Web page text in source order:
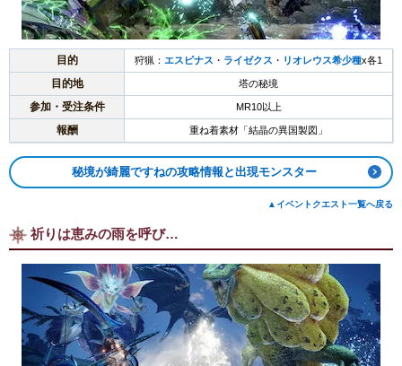
目的 狩猟： エスピナス ・ ライゼクス ・ リオレウス希少種x各1
目的地 塔の秘境
参加・受注条件 MR10以上
報酬 重ね着素材「結晶の異国製図」
秘境が綺麗ですねの攻略情報と出現モンスター
▲イベントクエスト一覧へ戻る
祈りは恵みの雨を呼び…